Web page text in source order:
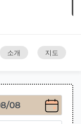
소개 지도